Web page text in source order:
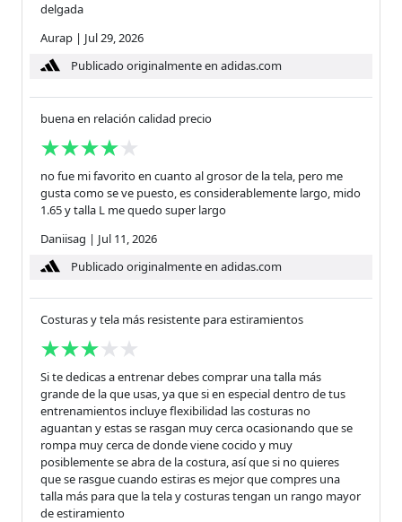
delgada
Aurap | Jul 29, 2026
Publicado originalmente en adidas.com
buena en relación calidad precio
no fue mi favorito en cuanto al grosor de la tela, pero me
gusta como se ve puesto, es considerablemente largo, mido
1.65 y talla L me quedo super largo
Daniisag | Jul 11, 2026
Publicado originalmente en adidas.com
Costuras y tela más resistente para estiramientos
Si te dedicas a entrenar debes comprar una talla más
grande de la que usas, ya que si en especial dentro de tus
entrenamientos incluye flexibilidad las costuras no
aguantan y estas se rasgan muy cerca ocasionando que se
rompa muy cerca de donde viene cocido y muy
posiblemente se abra de la costura, así que si no quieres
que se rasgue cuando estiras es mejor que compres una
talla más para que la tela y costuras tengan un rango mayor
de estiramiento